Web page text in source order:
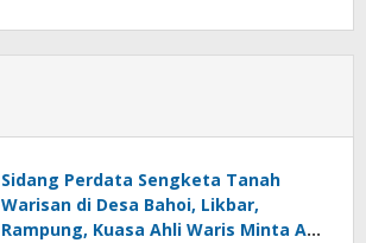
Sidang Perdata Sengketa Tanah
Warisan di Desa Bahoi, Likbar,
Rampung, Kuasa Ahli Waris Minta APH